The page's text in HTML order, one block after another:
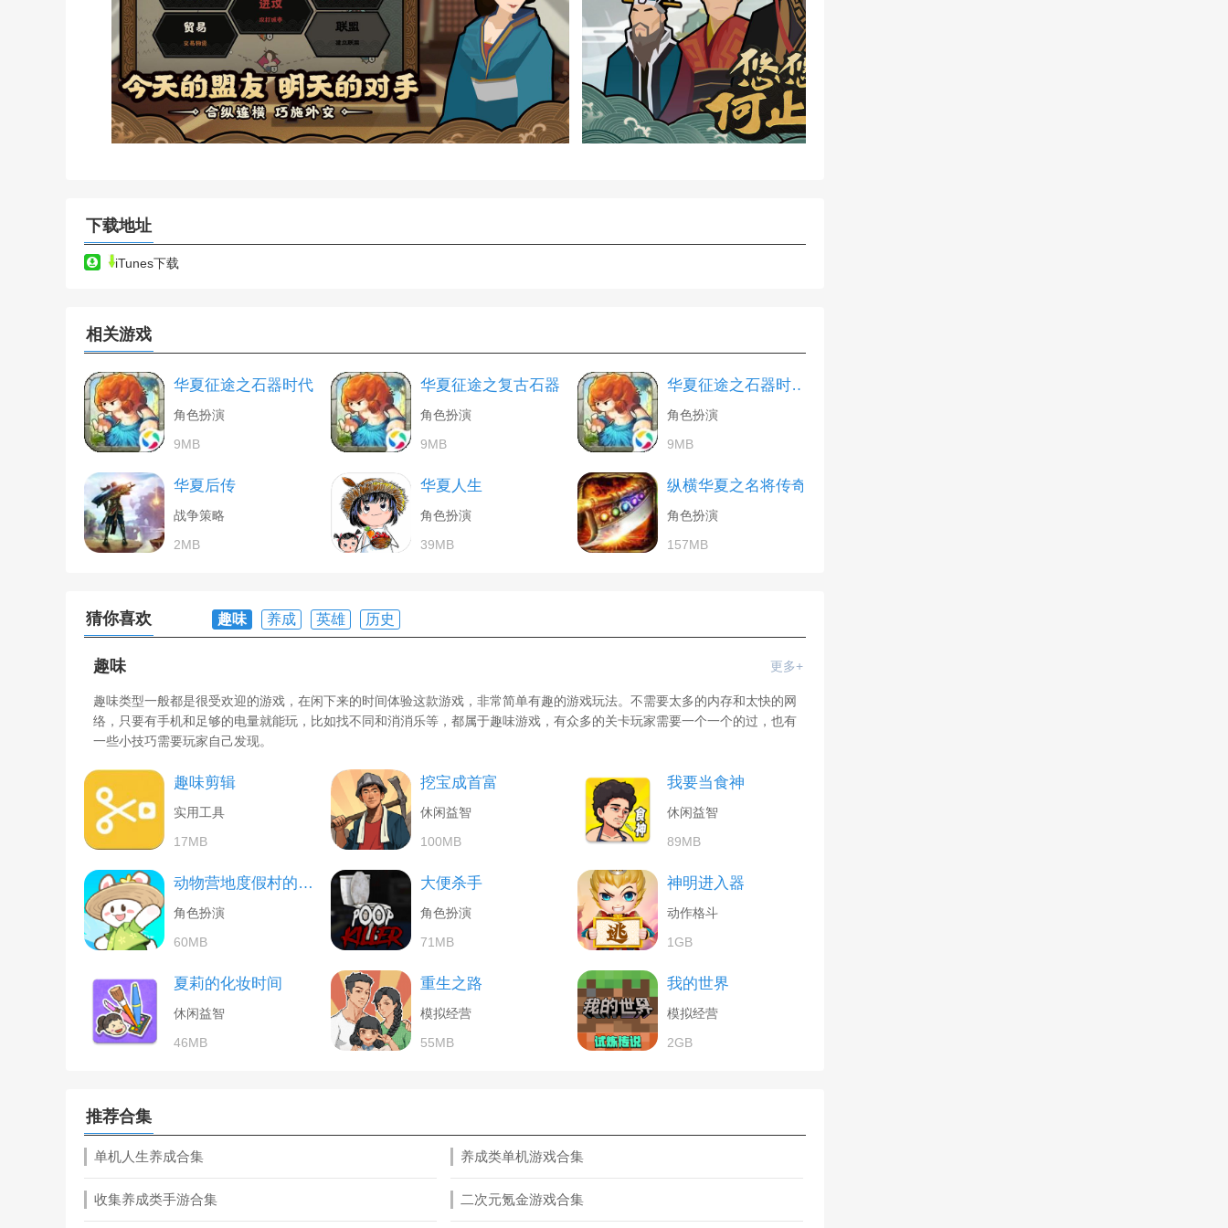
下载地址
iTunes下载
相关游戏
华夏征途之石器时代
角色扮演
9MB
华夏征途之复古石器
角色扮演
9MB
华夏征途之石器时代ol
角色扮演
9MB
华夏后传
战争策略
2MB
华夏人生
角色扮演
39MB
纵横华夏之名将传奇
角色扮演
157MB
猜你喜欢 趣味 养成 英雄 历史
趣味 更多+
趣味类型一般都是很受欢迎的游戏，在闲下来的时间体验这款游戏，非常简单有趣的游戏玩法。不需要太多的内存和太快的网
络，只要有手机和足够的电量就能玩，比如找不同和消消乐等，都属于趣味游戏，有众多的关卡玩家需要一个一个的过，也有
一些小技巧需要玩家自己发现。
趣味剪辑
实用工具
17MB
挖宝成首富
休闲益智
100MB
我要当食神
休闲益智
89MB
动物营地度假村的故事
角色扮演
60MB
大便杀手
角色扮演
71MB
神明进入器
动作格斗
1GB
夏莉的化妆时间
休闲益智
46MB
重生之路
模拟经营
55MB
我的世界
模拟经营
2GB
推荐合集
单机人生养成合集 养成类单机游戏合集
收集养成类手游合集 二次元氪金游戏合集